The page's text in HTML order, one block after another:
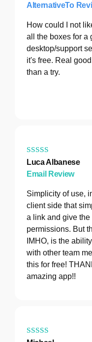
AlternativeTo
How could I not
all the boxes for a
desktop/support
it's free. Real
than a try.
Luca Albanese
Email Review
Simplicity of use,
client side that
a link and give the
permissions. But
IMHO, is the
with other team
this for free!
amazing app!!